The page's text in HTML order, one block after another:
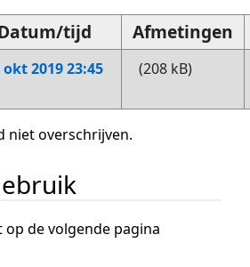
tijd Afmetingen
okt 2019 23:45 (208 kB)
niet overschrijven.
de volgende pagina